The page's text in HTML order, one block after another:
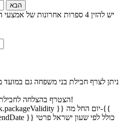
הבא
יש להזין 4 ספרות אחרונות של אמצעי התשלום או מספר הוראת קבע
ניתן לצרף חבילת בני משפחה גם במועד
הצטרף בהצלחה לחבילת חו"ל!
pack.date }} עד ה-{{ pack.endDate }} כולל לפי שעון ישראל פרטי